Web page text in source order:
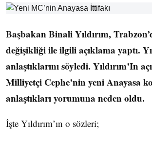
Başbakan Binali Yıldırım,
değişikliği ile ilgili açıklama yaptı.
anlaştıklarını söyledi. Yıldırım’In
Milliyetçi Cephe’nin yeni Anayasa
anlaştıkları yorumuna neden oldu.
İşte Yıldırım’ın o sözleri;